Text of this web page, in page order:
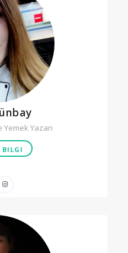
Yemek Yazarı
BILGI